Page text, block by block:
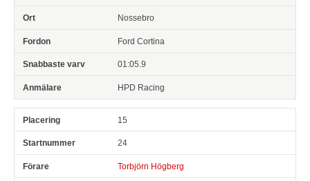
Nossebro
Ford Cortina
01:05.9
HPD Racing
15
24
Torbjörn Högberg